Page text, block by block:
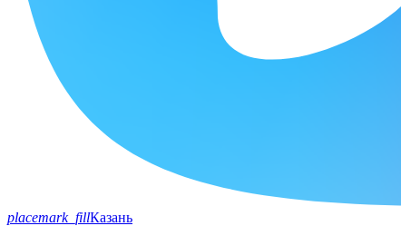
placemark_fillКазань